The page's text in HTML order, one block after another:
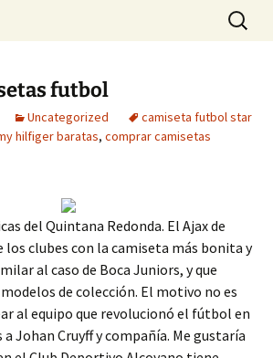
Buscar:
futbol
Uncategorized
camiseta futbol star
hilfiger baratas, comprar camisetas
del Quintana Redonda. El Ajax de
los clubes con la camiseta más bonita y
al caso de Boca Juniors, y que
de colección. El motivo no es
al equipo que revolucionó el fútbol en
a Johan Cruyff y compañía. Me gustaría